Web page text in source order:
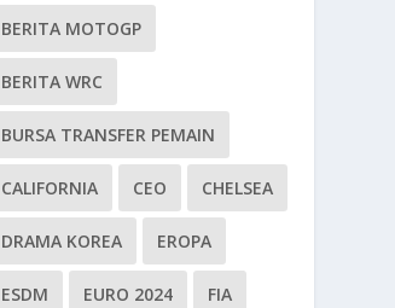
BERITA MOTOGP
BERITA WRC
BURSA TRANSFER PEMAIN
CALIFORNIA CEO CHELSEA
DRAMA KOREA EROPA
ESDM EURO 2024 FIA